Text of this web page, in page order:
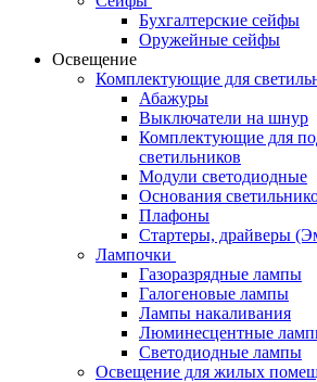
Бухгалтерские сейфы
Оружейные сейфы
Освещение
Комплектующие для
Абажуры
Выключатели на шнур
Комплектующие для
светильников
Модули светодиодные
Основания
Плафоны
Стартеры, драйверы
Лампочки
Газоразрядные лампы
Галогеновые лампы
Лампы накаливания
Люминесцентные
Светодиодные лампы
Освещение для жилых